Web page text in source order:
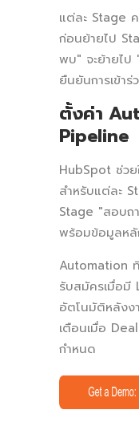
แต่ละ Stage
ก่อนย้ายไป
พบ" จะย้ายไป
ยืนยันการเข้า
ตั้งค่า
Pipeline
HubSpot ช่ว
สำหรับแต่ละ
Stage "สอบถ
พร้อมข้อมูลห
Automation
รับสมัครเมื่อมี
อัตโนมัติหลังง
เตือนเมื่อ
กำหนด